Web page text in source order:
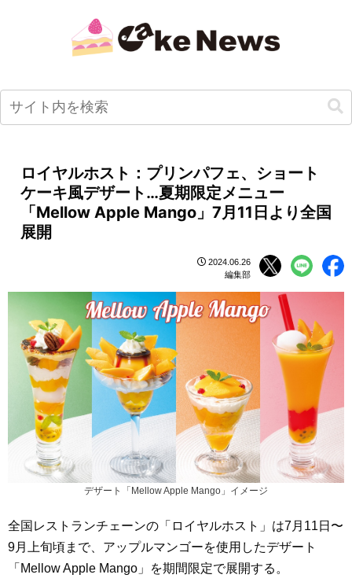
ロイヤルホスト：プリンパフェ、ショート
ケーキ風デザート…夏期限定メニュー
「Mellow Apple Mango」7月11日より全国
展開
2024.06.26
編集部
デザート「Mellow Apple Mango」イメージ
全国レストランチェーンの「ロイヤルホスト」は7月11日〜
9月上旬頃まで、アップルマンゴーを使用したデザート
「Mellow Apple Mango」を期間限定で展開する。